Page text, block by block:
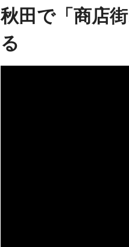
秋田で「商店
る